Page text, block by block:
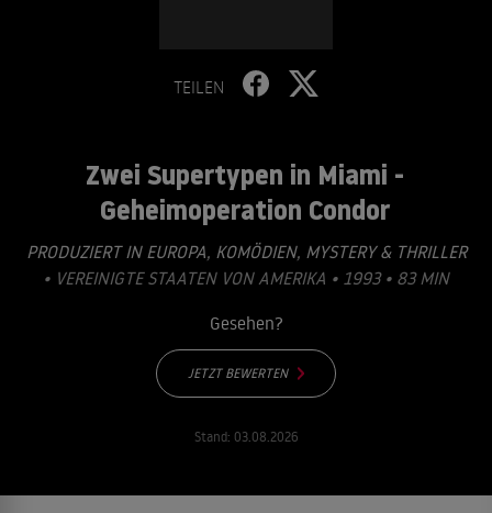
TEILEN
Zwei Supertypen in Miami -
Geheimoperation Condor
PRODUZIERT IN EUROPA, KOMÖDIEN, MYSTERY & THRILLER
• VEREINIGTE STAATEN VON AMERIKA • 1993 • 83 MIN
Gesehen?
JETZT BEWERTEN
Stand: 03.08.2026